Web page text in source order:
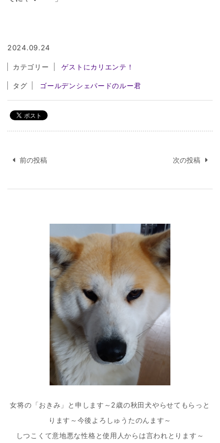
2024.09.24
カテゴリー ゲストにカリエンテ！
タグ ゴールデンシェパードのルー君
稿前の投稿 次の投稿
女将の「おきみ」と申します～2歳の秋田犬やらせてもらっと
ります～今後よろしゅうたのんます～
しつこくて意地悪な性格と使用人からは言われとります～